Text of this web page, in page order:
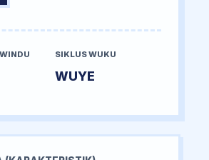
SIKLUS WUKU
WUYE